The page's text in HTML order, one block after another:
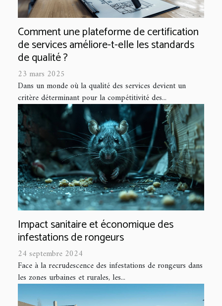
Comment une plateforme de certification
de services améliore-t-elle les standards
de qualité ?
23 mars 2025
Dans un monde où la qualité des services devient un
critère déterminant pour la compétitivité des...
Impact sanitaire et économique des
infestations de rongeurs
24 septembre 2024
Face à la recrudescence des infestations de rongeurs dans
les zones urbaines et rurales, les...